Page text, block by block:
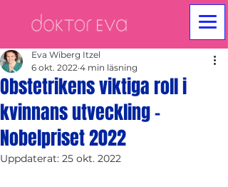
Obstetrikens viktiga roll i
kvinnans utveckling -
Nobelpriset 2022
Eva Wiberg Itzel
6 okt. 2022 4 min läsning
Uppdaterat: 25 okt. 2022